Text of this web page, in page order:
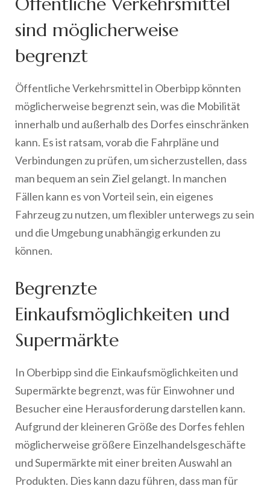
sind möglicherweise
begrenzt
Öffentliche Verkehrsmittel in Oberbipp könnten
möglicherweise begrenzt sein, was die Mobilität
innerhalb und außerhalb des Dorfes einschränken
kann. Es ist ratsam, vorab die Fahrpläne und
Verbindungen zu prüfen, um sicherzustellen, dass
man bequem an sein Ziel gelangt. In manchen
Fällen kann es von Vorteil sein, ein eigenes
Fahrzeug zu nutzen, um flexibler unterwegs zu sein
und die Umgebung unabhängig erkunden zu
können.
Begrenzte
Einkaufsmöglichkeiten und
Supermärkte
In Oberbipp sind die Einkaufsmöglichkeiten und
Supermärkte begrenzt, was für Einwohner und
Besucher eine Herausforderung darstellen kann.
Aufgrund der kleineren Größe des Dorfes fehlen
möglicherweise größere Einzelhandelsgeschäfte
und Supermärkte mit einer breiten Auswahl an
Produkten. Dies kann dazu führen, dass man für